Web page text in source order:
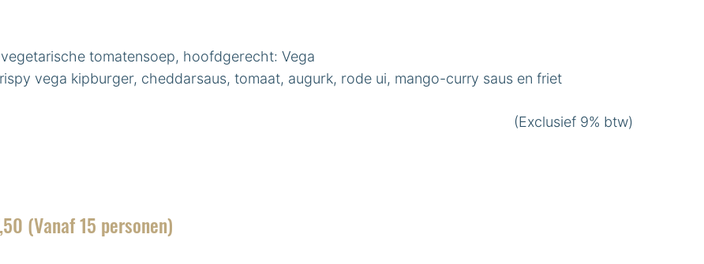
tomatensoep, hoofdgerecht: Vega
vega kipburger, cheddarsaus, tomaat, augurk, rode ui, mango-curry saus en friet
(Exclusief 9% btw)
(Vanaf 15 personen)